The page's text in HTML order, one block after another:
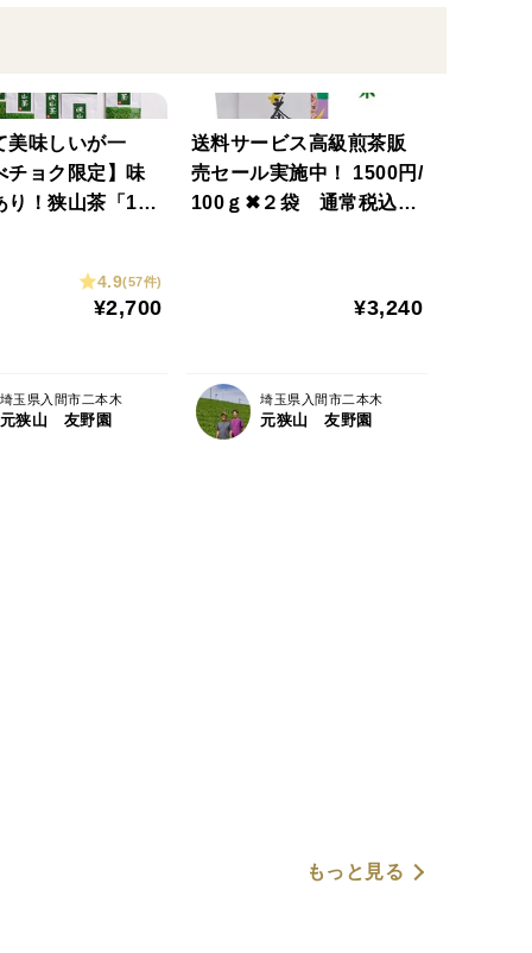
美味しいが一
チョク限定】味
り！狭山茶「100
4.9(57件)
¥2,700
埼玉県入間市二本木
元狭山 友野園
送料サービス高級煎茶販
売セール実施中！ 1500円/
100ｇ✖２袋 通常税込み
¥3,240
埼玉県入間市二本木
元狭山 友野園
もっと見る